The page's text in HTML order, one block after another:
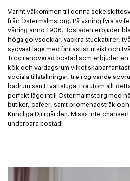
Varmt välkommen till denna
från Östermalmstorg. På våning fyra av
våning anno 1906. Bostaden erbjuder
höga golvsocklar, vackra stuckaturer,
sydväst läge med fantastisk utsikt och
Topprenoverad bostad som erbjuder
kök och vardagsrum vilket skapar
sociala tillställningar, tre rogivande
badrum samt tvättstuga. Förutom allt
perfekt läge intill Östermalmstorg med
butiker, caféer, samt promenadstråk
Kungliga Djurgården. Missa inte
underbara bostad!